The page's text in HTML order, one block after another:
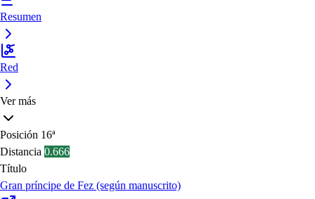
Resumen
Red
Ver más
Posición 16ª
Distancia 0.666
Título
Gran príncipe de Fez (según manuscrito)